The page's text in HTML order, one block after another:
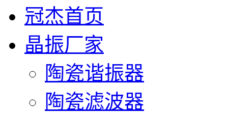
冠杰首页
晶振厂家
陶瓷谐振器
陶瓷滤波器